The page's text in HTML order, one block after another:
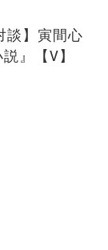
談】寅間心
』【V】